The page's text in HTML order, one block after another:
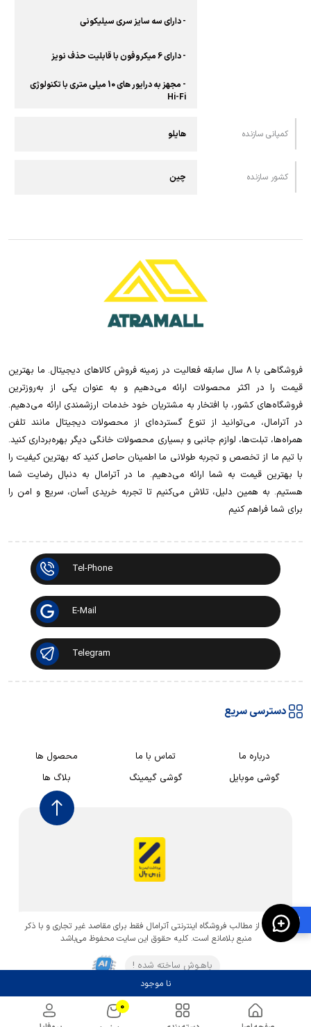
🛍️
0
- دارای سه سایز سری سیلیکونی
- دارای 6 میکروفون با قابلیت حذف نویز
- مجهز به درایور های 10 میلی متری با تکنولوژی
Hi-Fi
کمپانی سازنده هایلو
کشور سازنده چین
فروشگاهی با 8 سال سابقه فعالیت در زمینه فروش کالاهای دیجیتال. ما بهترین
قیمت را در اکثر محصولات ارائه می‌دهیم و به عنوان یکی از به‌روزترین
فروشگاه‌های کشور، با افتخار به مشتریان خود خدمات ارزشمندی ارائه می‌دهیم.
در آترامال، می‌توانید از تنوع گسترده‌ای از محصولات دیجیتال مانند تلفن
همراه‌ها، تبلت‌ها، لوازم جانبی و بسیاری محصولات خانگی دیگر بهره‌برداری کنید.
با تیم ما از تخصص و تجربه طولانی ما اطمینان حاصل کنید که بهترین کیفیت را
با بهترین قیمت به شما ارائه می‌دهیم. ما در آترامال به دنبال رضایت شما
هستیم. به همین دلیل، تلاش می‌کنیم تا تجربه خریدی آسان، سریع و امن را
برای شما فراهم کنیم
Tel-Phone
E-Mail
Telegram
دسترسی سریع
درباره ما تماس با ما
محصول ها
گوشی موبایل
گوشی گیمینگ بلاگ ها
استفاده از مطالب فروشگاه اینترنتی آترامال فقط برای مقاصد غیر تجاری و با ذکر
منبع بلامانع است. کليه حقوق اين سايت محفوظ می‌باشد
باهـوش ساخته شده !
نا موجود